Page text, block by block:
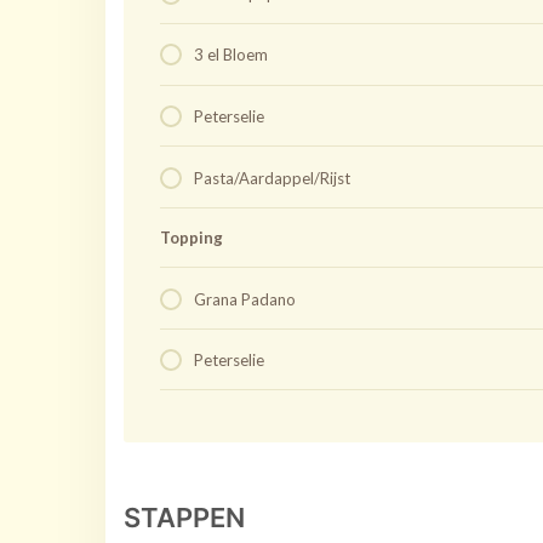
3 el Bloem
Peterselie
Pasta/Aardappel/Rijst
Topping
Grana Padano
Peterselie
STAPPEN